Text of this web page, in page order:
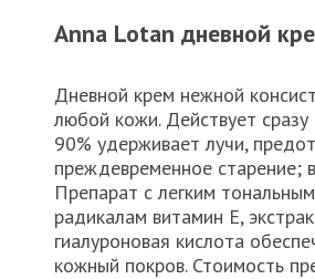
Anna Lotan дневной
Дневной крем нежной
любой кожи. Действует
90% удерживает лучи,
преждевременное старение;
Препарат с легким
радикалам витамин Е,
гиалуроновая кислота
кожный покров. Стоимость